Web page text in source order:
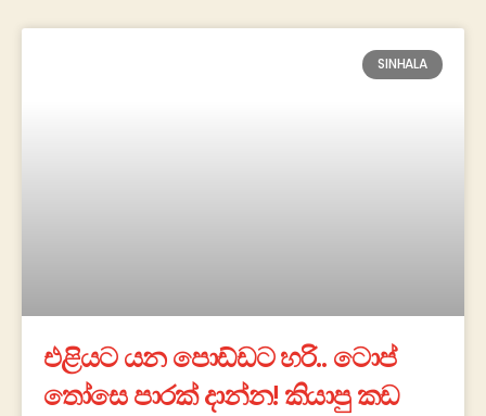
SINHALA
එළියට යන පොඩ්ඩට හරි.. ටොප්
තෝසෙ පාරක් දාන්න! කියාපු කඩ